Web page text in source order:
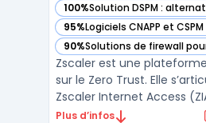
100%Solution DSPM :
— voir Zscaler dans cette
95%Logiciels CNAPP et
— voir Zscaler dans cette
90%Solutions de firewall
— voir Zscaler dans cette
Zscaler est une
sur le Zero Trust. Elle
Zscaler Internet Access
web gateway cloud opéré
Plus d’infos